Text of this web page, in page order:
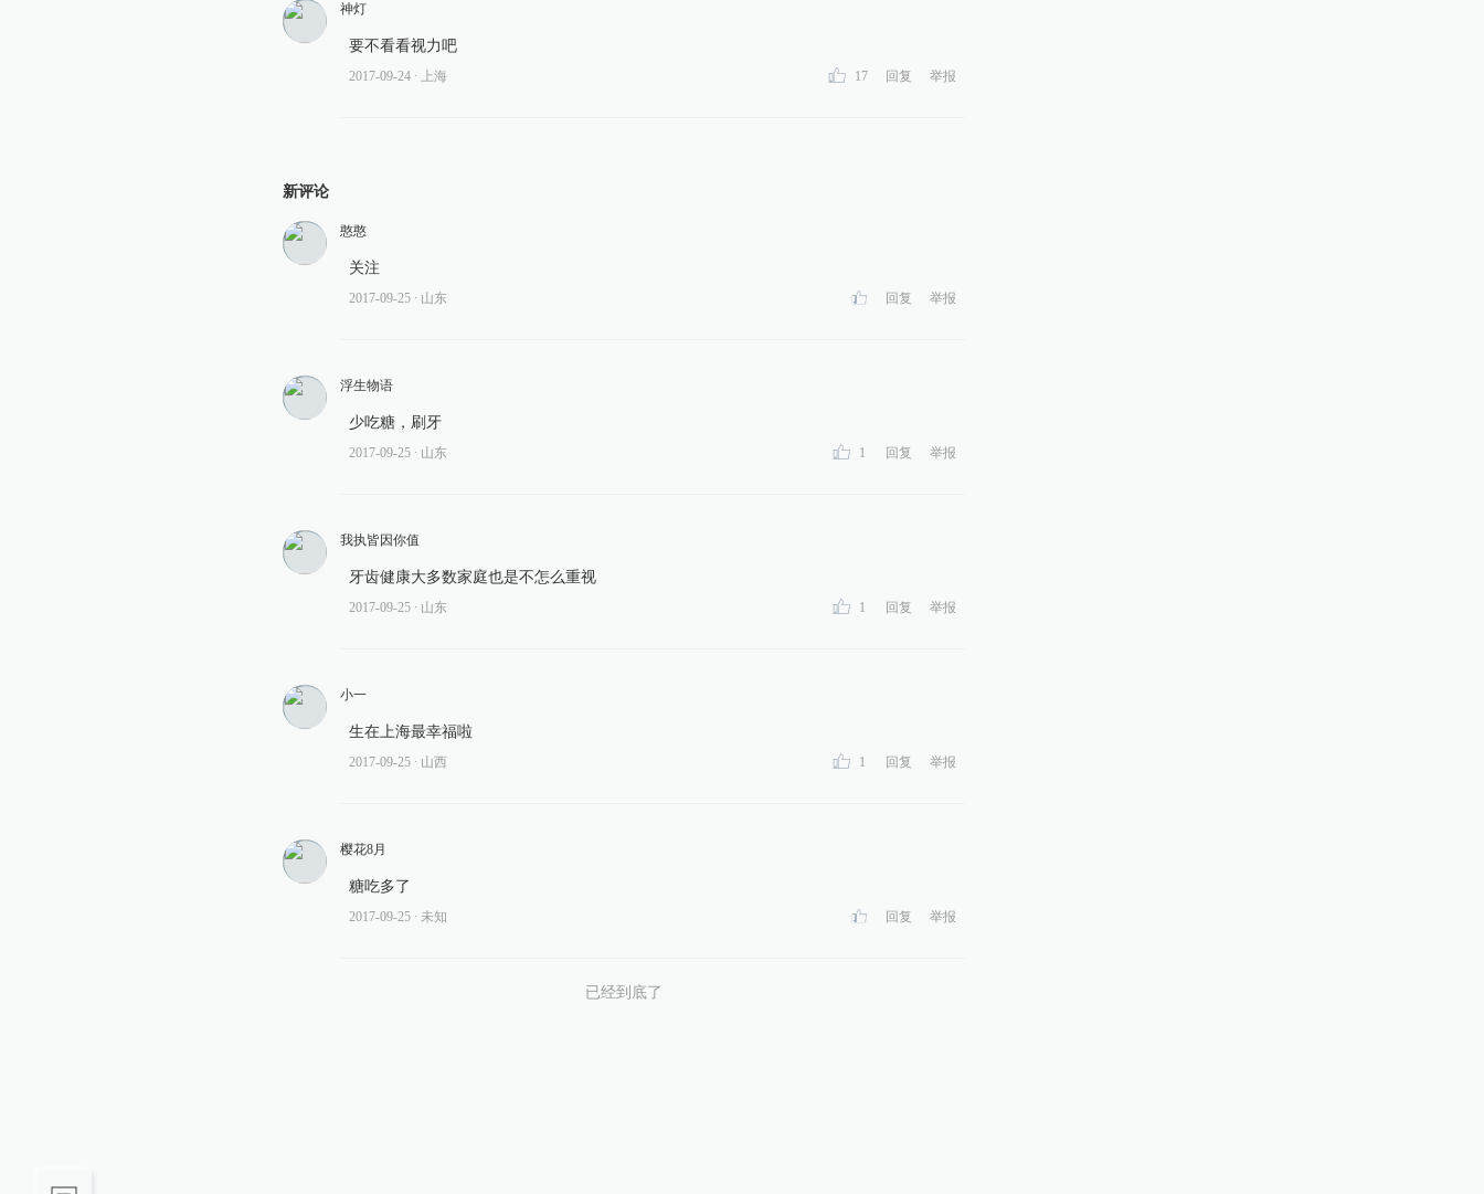
神灯
要不看看视力吧
2017-09-24 ∙ 上海 17 回复 举报
新评论
憨憨
关注
2017-09-25 ∙ 山东 回复 举报
浮生物语
少吃糖，刷牙
2017-09-25 ∙ 山东 1 回复 举报
我执皆因你值
牙齿健康大多数家庭也是不怎么重视
2017-09-25 ∙ 山东 1 回复 举报
小一
生在上海最幸福啦
2017-09-25 ∙ 山西 1 回复 举报
樱花8月
糖吃多了
2017-09-25 ∙ 未知 回复 举报
已经到底了